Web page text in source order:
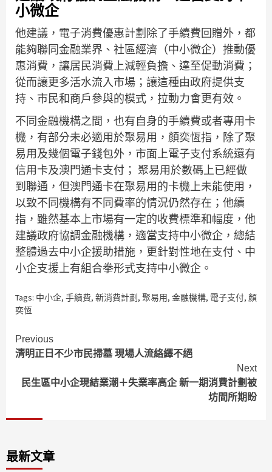
小微企
他建議，電子消費優惠計劃除了手續費回贈外，都
能夠聯同金融業界、社區經濟（中小微企）推動優
惠消費，讓居民消費上減輕負擔、達至促動消費；
從而讓更多活水流入市場；讓這種由政府提供支
持、市民和商戶參與的模式，拉動力會更有效。
不同金融機構之間，也有自身的手續費或者專用卡
機，有部分未必適用於聚易用，顏奕恆指，除了聚
易用及幾個電子錢包外，市面上電子支付系統還有
信用卡及澳門通卡支付； 聚易用於數碼上已經做
到聯通，但澳門通卡在聚易用的卡機上未能使用，
以致不同機構有不同費率的情況仍然存在；他續
指，雖然基本上市場有一定的收費標準和幅度，他
建議政府協調金融機構，適當支持中小微企，總結
整體過去中小企援助措施，更針對性地在支付、中
小企支援上有組合拳形式支持中小微企。
Tags: 中小企, 手續費, 新消費計劃, 聚易用, 金融機構, 電子支付, 顏
奕恆
Continue
Reading
Previous
清明正日不少市民掃墓 現場人流絡繹不絕
Next
民生區中小企現結業潮＋失業率高企 新一期消費計劃被
坊間所期盼
最新文章